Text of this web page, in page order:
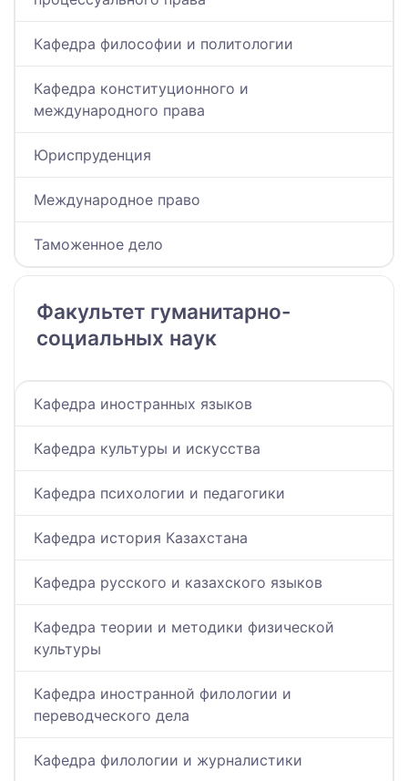
Кафедра философии и политологии
Кафедра конституционного и
международного права
Юриспруденция
Международное право
Таможенное дело
Факультет гуманитарно-
социальных наук
Кафедра иностранных языков
Кафедра культуры и искусства
Кафедра психологии и педагогики
Кафедра история Казахстана
Кафедра русского и казахского языков
Кафедра теории и методики физической
культуры
Кафедра иностранной филологии и
переводческого дела
Кафедра филологии и журналистики